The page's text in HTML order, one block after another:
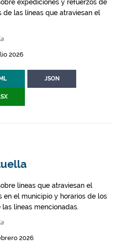
expediciones y refuerzos de
de las líneas que atraviesan el
2026
JSON
líneas que atraviesan el
en el municipio y horarios de los
líneas mencionadas.
2026